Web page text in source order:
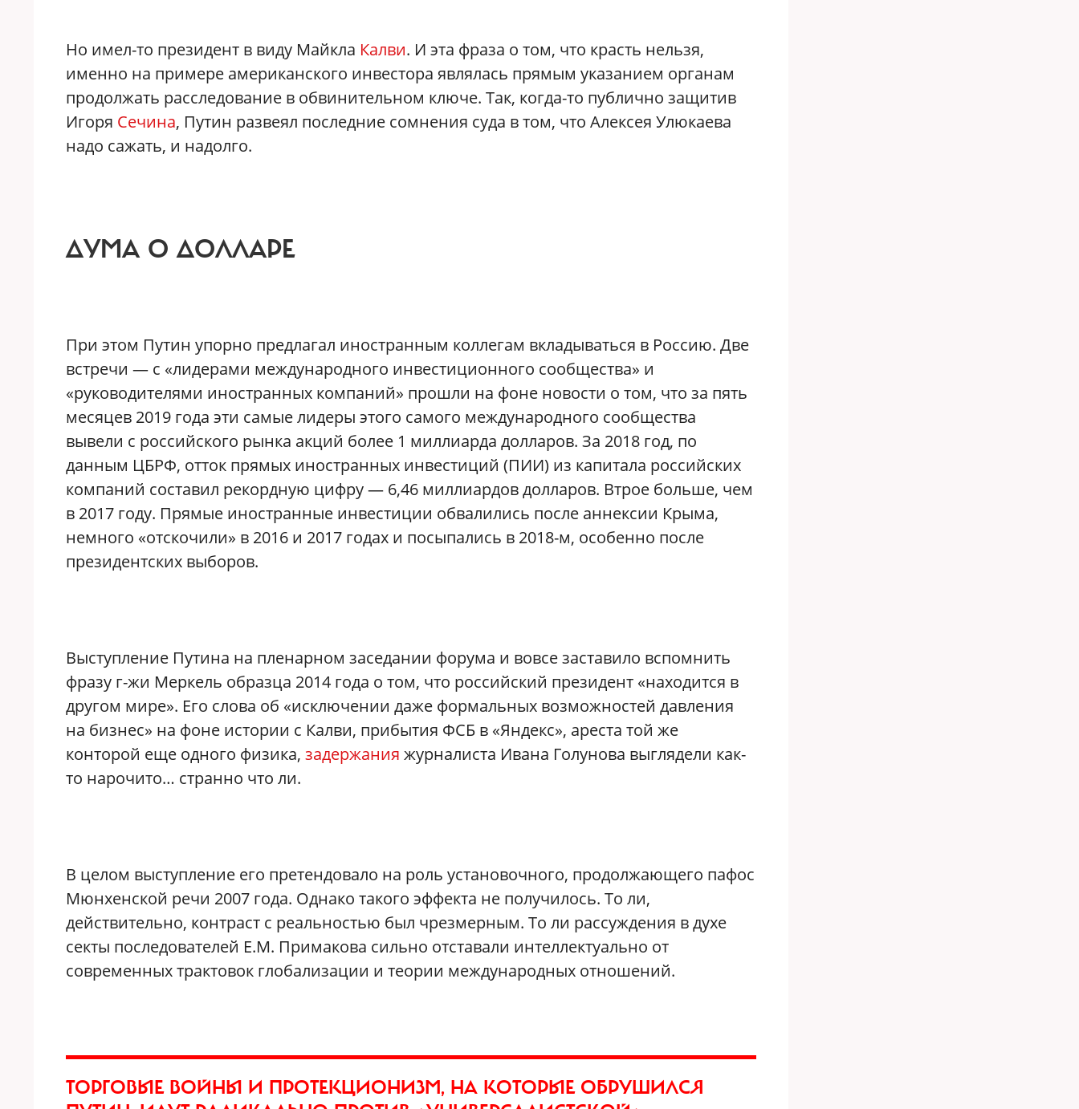
Но имел-то президент в виду Майкла Калви. И эта фраза о том, что красть нельзя,
именно на примере американского инвестора являлась прямым указанием органам
продолжать расследование в обвинительном ключе. Так, когда-то публично защитив
Игоря Сечина, Путин развеял последние сомнения суда в том, что Алексея Улюкаева
надо сажать, и надолго.
ДУМА О ДОЛЛАРЕ
При этом Путин упорно предлагал иностранным коллегам вкладываться в Россию. Две
встречи — с «лидерами международного инвестиционного сообщества» и
«руководителями иностранных компаний» прошли на фоне новости о том, что за пять
месяцев 2019 года эти самые лидеры этого самого международного сообщества
вывели с российского рынка акций более 1 миллиарда долларов. За 2018 год, по
данным ЦБРФ, отток прямых иностранных инвестиций (ПИИ) из капитала российских
компаний составил рекордную цифру — 6,46 миллиардов долларов. Втрое больше, чем
в 2017 году. Прямые иностранные инвестиции обвалились после аннексии Крыма,
немного «отскочили» в 2016 и 2017 годах и посыпались в 2018-м, особенно после
президентских выборов.
Выступление Путина на пленарном заседании форума и вовсе заставило вспомнить
фразу г-жи Меркель образца 2014 года о том, что российский президент «находится в
другом мире». Его слова об «исключении даже формальных возможностей давления
на бизнес» на фоне истории с Калви, прибытия ФСБ в «Яндекс», ареста той же
конторой еще одного физика, задержания журналиста Ивана Голунова выглядели как-
то нарочито… странно что ли.
В целом выступление его претендовало на роль установочного, продолжающего пафос
Мюнхенской речи 2007 года. Однако такого эффекта не получилось. То ли,
действительно, контраст с реальностью был чрезмерным. То ли рассуждения в духе
секты последователей Е.М. Примакова сильно отставали интеллектуально от
современных трактовок глобализации и теории международных отношений.
ТОРГОВЫЕ ВОЙНЫ И ПРОТЕКЦИОНИЗМ, НА КОТОРЫЕ ОБРУШИЛСЯ